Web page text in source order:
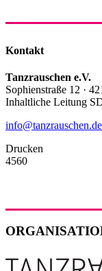
Kontakt
Tanzrauschen e.V.
Sophienstraße 12 ·
Inhaltliche Leitung
info@tanzrauschen.de
Drucken
4560